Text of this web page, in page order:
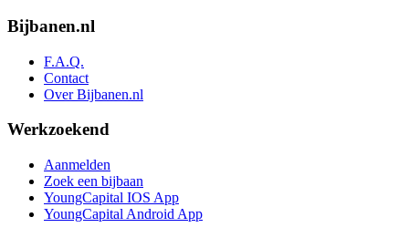
Bijbanen.nl
F.A.Q.
Contact
Over Bijbanen.nl
Werkzoekend
Aanmelden
Zoek een bijbaan
YoungCapital IOS App
YoungCapital Android App